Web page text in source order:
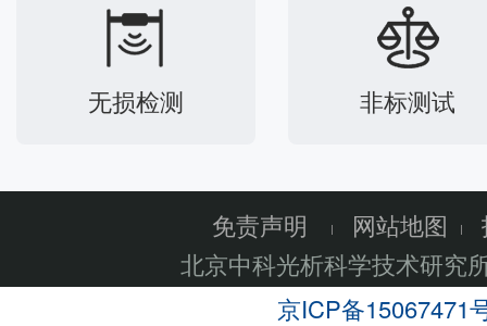
无损检测 非标测试
免责声明 网站地图
北京中科光析科学技术研究
京ICP备15067471